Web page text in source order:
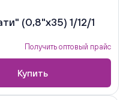
(0,8"х35) 1/12/1
Получить оптовый прайс
Купить